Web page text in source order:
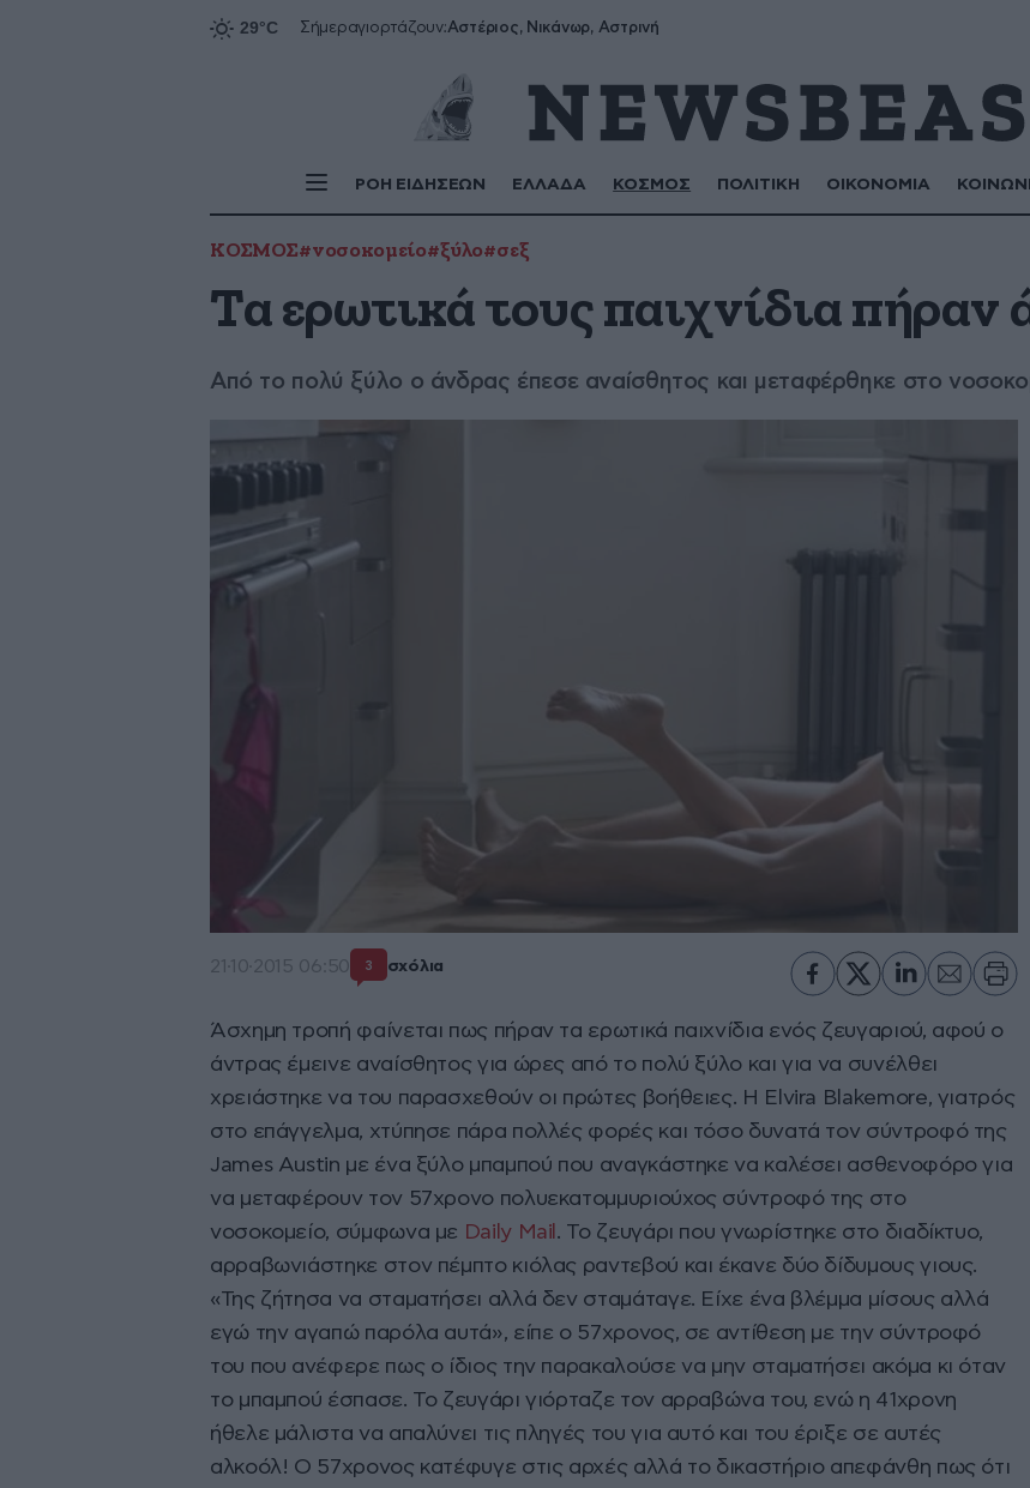
Σήμεραγιορτάζουν:Αστέριος, Νικάνωρ, Αστρινή
ΡΟΗ ΕΙΔΗΣΕΩΝ ΕΛΛΑΔΑ ΚΟΣΜΟΣ ΠΟΛΙΤΙΚΗ ΟΙΚΟΝΟΜΙΑ
ΚΟΣΜΟΣ#νοσοκομείο#ξύλο#σεξ
Τα ερωτικά τους παιχνίδια πήραν
Από το πολύ ξύλο ο άνδρας έπεσε αναίσθητος και μεταφέρθηκε στο
21·10·2015 06:50 3 σχόλια
Άσχημη τροπή φαίνεται πως πήραν τα ερωτικά παιχνίδια ενός ζευγαριού, αφού ο
άντρας έμεινε αναίσθητος για ώρες από το πολύ ξύλο και για να συνέλθει
χρειάστηκε να του παρασχεθούν οι πρώτες βοήθειες. Η Elvira Blakemore, γιατρός
στο επάγγελμα, χτύπησε πάρα πολλές φορές και τόσο δυνατά τον σύντροφό της
James Austin με ένα ξύλο μπαμπού που αναγκάστηκε να καλέσει ασθενοφόρο για
να μεταφέρουν τον 57χρονο πολυεκατομμυριούχος σύντροφό της στο
νοσοκομείο, σύμφωνα με Daily Mail . Το ζευγάρι που γνωρίστηκε στο διαδίκτυο,
αρραβωνιάστηκε στον πέμπτο κιόλας ραντεβού και έκανε δύο δίδυμους γιους.
«Της ζήτησα να σταματήσει αλλά δεν σταμάταγε. Είχε ένα βλέμμα μίσους αλλά
εγώ την αγαπώ παρόλα αυτά», είπε ο 57χρονος, σε αντίθεση με την σύντροφό
του που ανέφερε πως ο ίδιος την παρακαλούσε να μην σταματήσει ακόμα κι όταν
το μπαμπού έσπασε. Το ζευγάρι γιόρταζε τον αρραβώνα του, ενώ η 41χρονη
ήθελε μάλιστα να απαλύνει τις πληγές του για αυτό και του έριξε σε αυτές
αλκοόλ! Ο 57χρονος κατέφυγε στις αρχές αλλά το δικαστήριο απεφάνθη πως ότι